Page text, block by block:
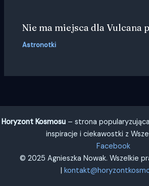
Nie ma miejsca dla Vulcana
Astronotki
Horyzont Kosmosu – strona
inspiracje i ciekawostki z
Facebook
© 2025 Agnieszka Nowak. Wszelkie
|